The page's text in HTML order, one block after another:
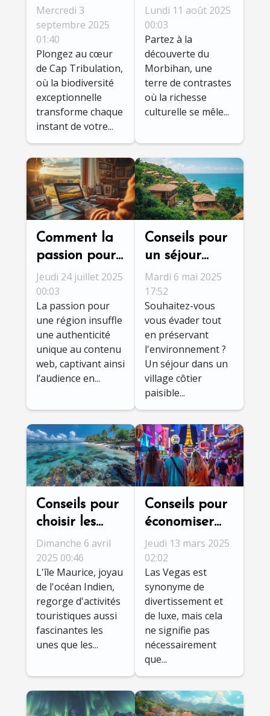
de Cap
Tribulation
enrichit-elle
votre voyage
Mercredi 3
septembre 2025
01:40
Plongez au cœur
de Cap Tribulation,
où la biodiversité
exceptionnelle
transforme chaque
instant de votre...
cachés du
Morbihan :
culture et
nature
Lundi 11 août 2025
00:03
Partez à la
découverte du
Morbihan, une
terre de contrastes
où la richesse
culturelle se mêle...
Comment la
passion pour
une région
transforme-t-
elle le
contenu web
Jeudi 24 juillet 2025
00:03
La passion pour
une région insuffle
une authenticité
unique au contenu
web, captivant ainsi
l’audience en...
Conseils pour
un séjour
écologique
dans un
village côtier
paisible
Mardi 6 mai 2025
17:52
Souhaitez-vous
vous évader tout
en préservant
l'environnement ?
Un séjour dans un
village côtier
paisible...
Conseils pour
choisir les
meilleures
activités
touristiques à
l'île Maurice
Dimanche 6 avril
2025 00:46
L'île Maurice, joyau
de l'océan Indien,
regorge d'activités
touristiques aussi
fascinantes les
unes que les...
Conseils pour
économiser
lors de votre
découverte de
Las Vegas
Jeudi 13 mars 2025
02:02
Las Vegas est
synonyme de
divertissement et
de luxe, mais cela
ne signifie pas
nécessairement
que...